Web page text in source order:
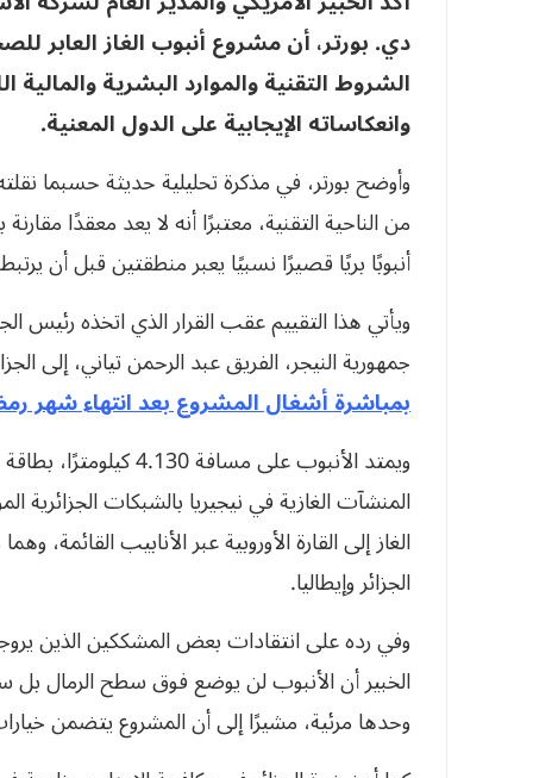
دي. بورتر، أن مشروع أنبوب الغاز العابر
الشروط التقنية والموارد البشرية والمالية
وانعكاساته الإيجابية على الدول المعنية.
وأوضح بورتر، في مذكرة تحليلية حديثة حسبما
من الناحية التقنية، معتبرًا أنه لا يعد معقدًا
أنبوبًا بريًا قصيرًا نسبيًا يعبر منطقتين قبل أن
ويأتي هذا التقييم عقب القرار الذي اتخذه رئيس
جمهورية النيجر، الفريق عبد الرحمن تياني، إلى
بمباشرة أشغال المشروع بعد انتهاء شهر
المنشآت الغازية في نيجيريا بالشبكات الجزائرية
الغاز إلى القارة الأوروبية عبر الأنابيب القائمة،
الجزائر وإيطاليا.
وفي رده على انتقادات بعض المشككين الذين
الخبير أن الأنبوب لن يوضع فوق سطح
وحدها مرئية، مشيرًا إلى أن المشروع يتضمن